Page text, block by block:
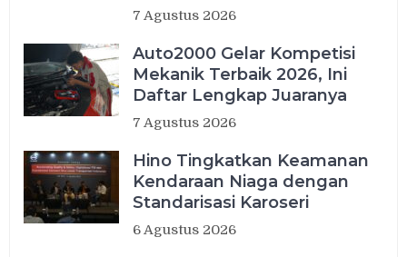
7 Agustus 2026
Auto2000 Gelar Kompetisi
Mekanik Terbaik 2026, Ini
Daftar Lengkap Juaranya
7 Agustus 2026
Hino Tingkatkan Keamanan
Kendaraan Niaga dengan
Standarisasi Karoseri
6 Agustus 2026